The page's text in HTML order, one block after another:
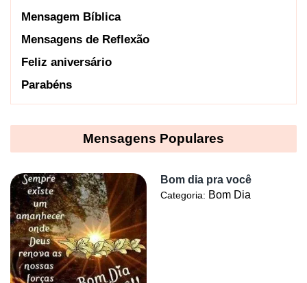
Mensagem Bíblica
Mensagens de Reflexão
Feliz aniversário
Parabéns
Mensagens Populares
Bom dia pra você
Categoria: Bom Dia